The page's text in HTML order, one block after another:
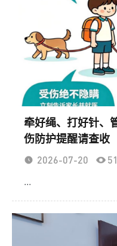
牵好绳、打好针
伤防护提醒请查收
2026-07-20
...